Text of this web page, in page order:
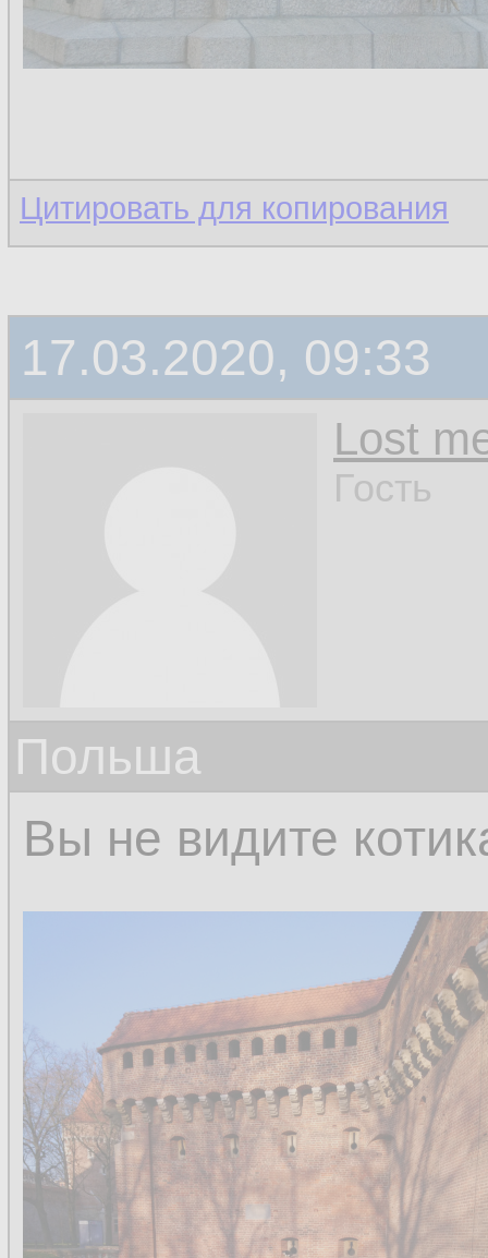
Цитировать для копирования
17.03.2020, 09:33
Lost
Гость
Польша
Вы не видите